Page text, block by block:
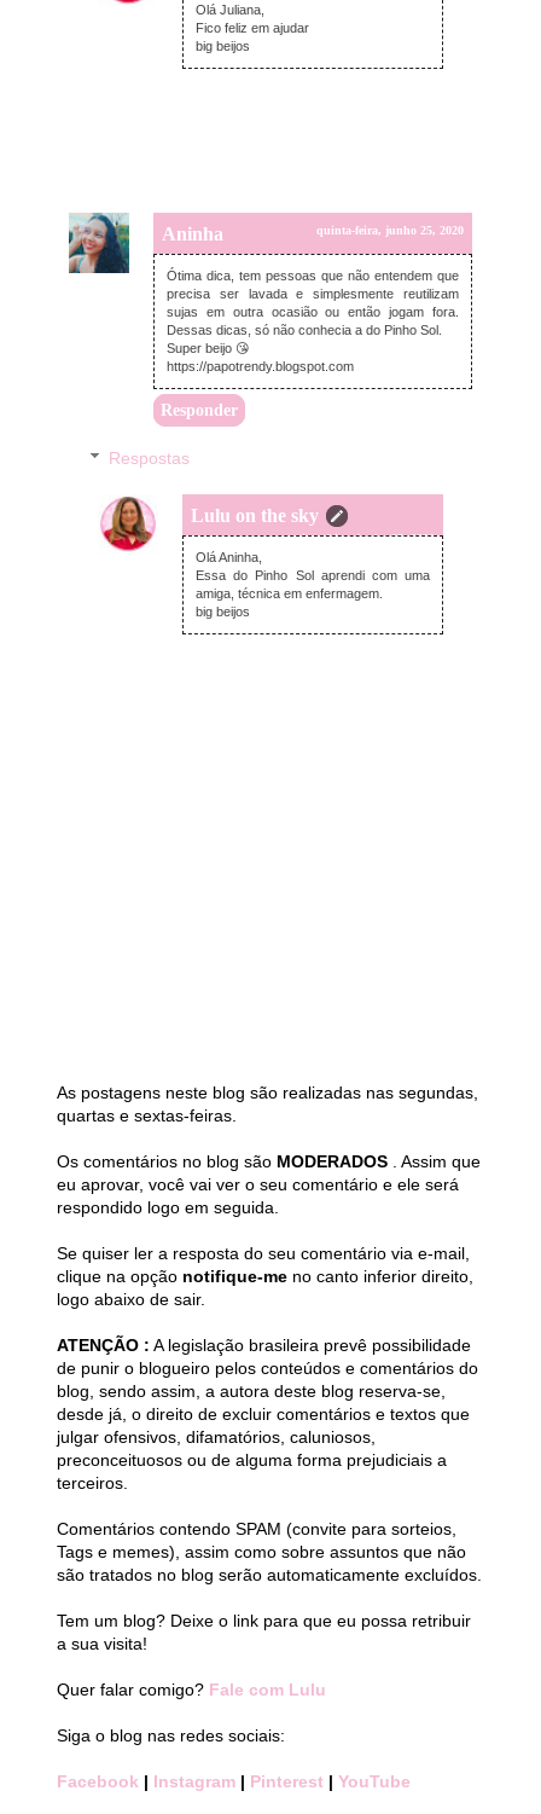
Olá Juliana,
Fico feliz em ajudar
big beijos
Aninha quinta-feira, junho 25, 2020
Ótima dica, tem pessoas que não entendem que
precisa ser lavada e simplesmente reutilizam
sujas em outra ocasião ou então jogam fora.
Dessas dicas, só não conhecia a do Pinho Sol.
Super beijo 😘
https://papotrendy.blogspot.com
Responder
Respostas
Lulu on the sky
quinta-feira, junho 25, 2020
Olá Aninha,
Essa do Pinho Sol aprendi com uma
amiga, técnica em enfermagem.
big beijos
As postagens neste blog são realizadas nas segundas,
quartas e sextas-feiras.
Os comentários no blog são MODERADOS . Assim que
eu aprovar, você vai ver o seu comentário e ele será
respondido logo em seguida.
Se quiser ler a resposta do seu comentário via e-mail,
clique na opção notifique-me no canto inferior direito,
logo abaixo de sair.
ATENÇÃO : A legislação brasileira prevê possibilidade
de punir o blogueiro pelos conteúdos e comentários do
blog, sendo assim, a autora deste blog reserva-se,
desde já, o direito de excluir comentários e textos que
julgar ofensivos, difamatórios, caluniosos,
preconceituosos ou de alguma forma prejudiciais a
terceiros.
Comentários contendo SPAM (convite para sorteios,
Tags e memes), assim como sobre assuntos que não
são tratados no blog serão automaticamente excluídos.
Tem um blog? Deixe o link para que eu possa retribuir
a sua visita!
Quer falar comigo? Fale com Lulu
Siga o blog nas redes sociais:
Facebook | Instagram | Pinterest | YouTube